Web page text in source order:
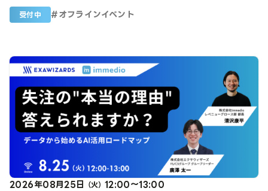
受付中 # オフラインイベント
2026年08月25日 （火） 12:00～13:00